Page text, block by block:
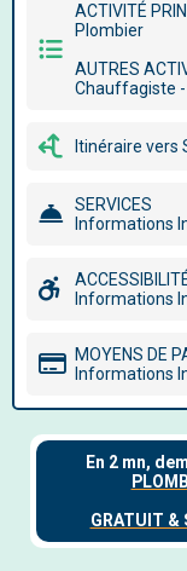
ACTIVITÉ
Plombier
AUTRES
Chauffagiste
Itinéraire vers
SERVICES
Informations
Informations
MOYENS DE
Informations